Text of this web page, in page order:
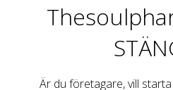
Är du företagare, vill